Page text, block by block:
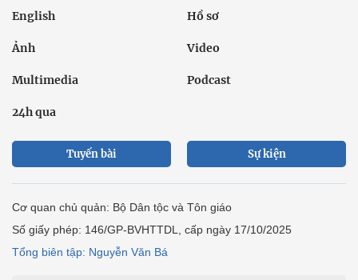
English Hồ sơ
Ảnh Video
Multimedia Podcast
24h qua
Tuyến bài Sự kiện
Cơ quan chủ quản: Bộ Dân tộc và Tôn giáo
Số giấy phép: 146/GP-BVHTTDL, cấp ngày 17/10/2025
Tổng biên tập: Nguyễn Văn Bá